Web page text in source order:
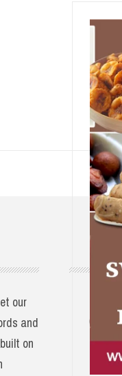
our
and
on